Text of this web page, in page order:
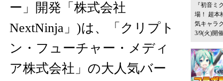
『初音ミ
場！ 超本
気キャラ
3/9(火)開
ー」開発「株式会社
NextNinja」)は、「クリプト
ン・フューチャー・メディ
ア株式会社」の大人気バー